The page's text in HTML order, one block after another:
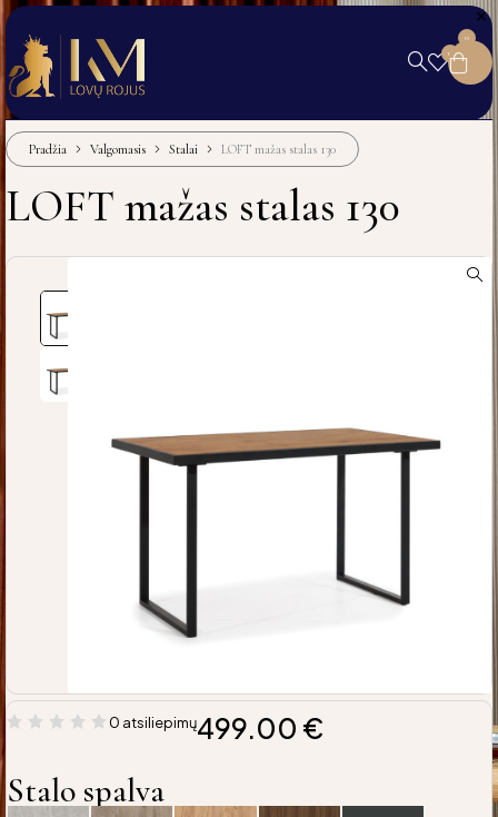
0
0
Pradžia Valgomasis Stalai LOFT mažas stalas 130
LOFT mažas stalas 130
0 atsiliepimų499.00 €
Stalo spalva